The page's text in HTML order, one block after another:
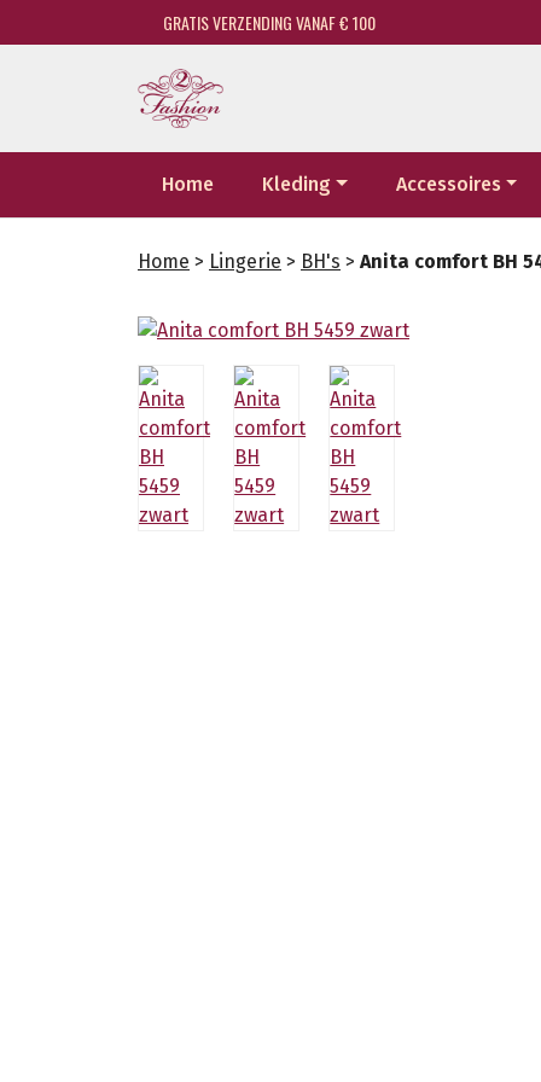
GRATIS VERZENDING VANAF € 100
Home Kleding Accessoires
Home > Lingerie > BH's > Anita comfort BH